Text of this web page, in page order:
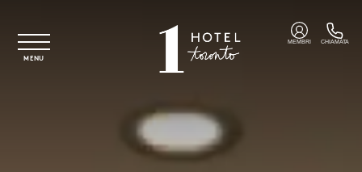
MENU
MEMBRI CHIAMATA